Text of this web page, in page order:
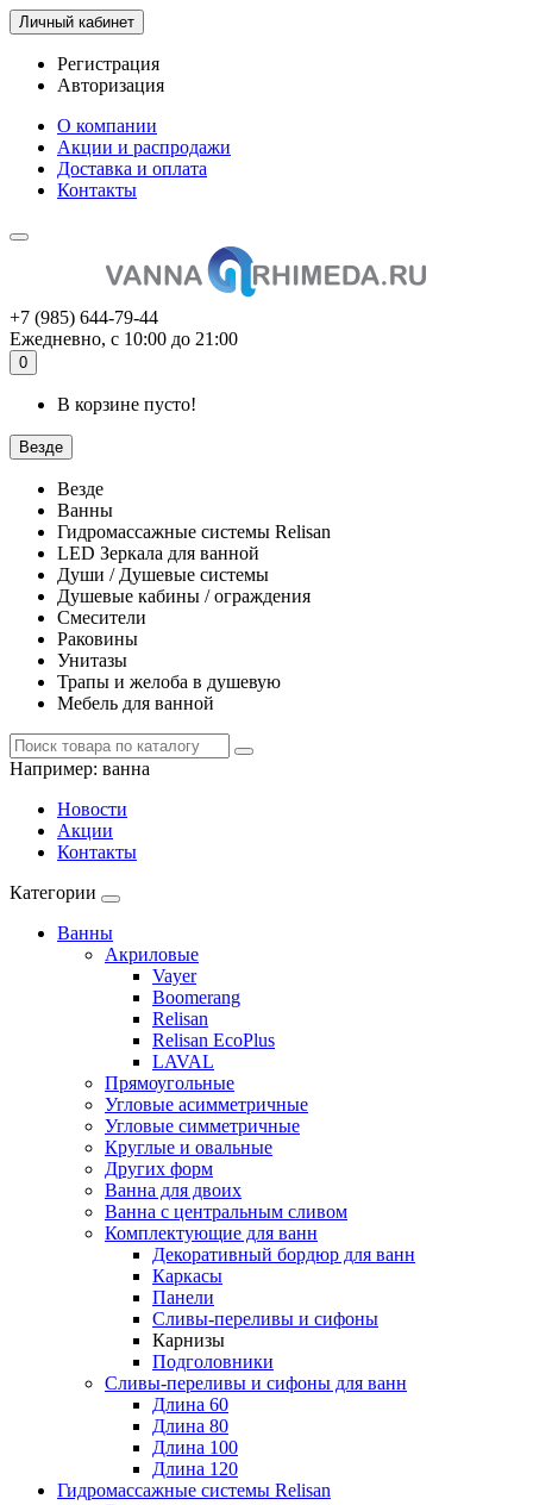
Личный кабинет
Регистрация
Авторизация
О компании
Акции и распродажи
Доставка и оплата
Контакты
+7 (985) 644-79-44
Ежедневно, с 10:00 до 21:00
0
В корзине пусто!
Везде
Везде
Ванны
Гидромассажные системы Relisan
LED Зеркала для ванной
Души / Душевые системы
Душевые кабины / ограждения
Смесители
Раковины
Унитазы
Трапы и желоба в душевую
Мебель для ванной
Например: ванна
Новости
Акции
Контакты
Категории
Ванны
Акриловые
Vayer
Boomerang
Relisan
Relisan EcoPlus
LAVAL
Прямоугольные
Угловые асимметричные
Угловые симметричные
Круглые и овальные
Других форм
Ванна для двоих
Ванна с центральным сливом
Комплектующие для ванн
Декоративный бордюр для ванн
Каркасы
Панели
Сливы-переливы и сифоны
Карнизы
Подголовники
Сливы-переливы и сифоны для ванн
Длина 60
Длина 80
Длина 100
Длина 120
Гидромассажные системы Relisan